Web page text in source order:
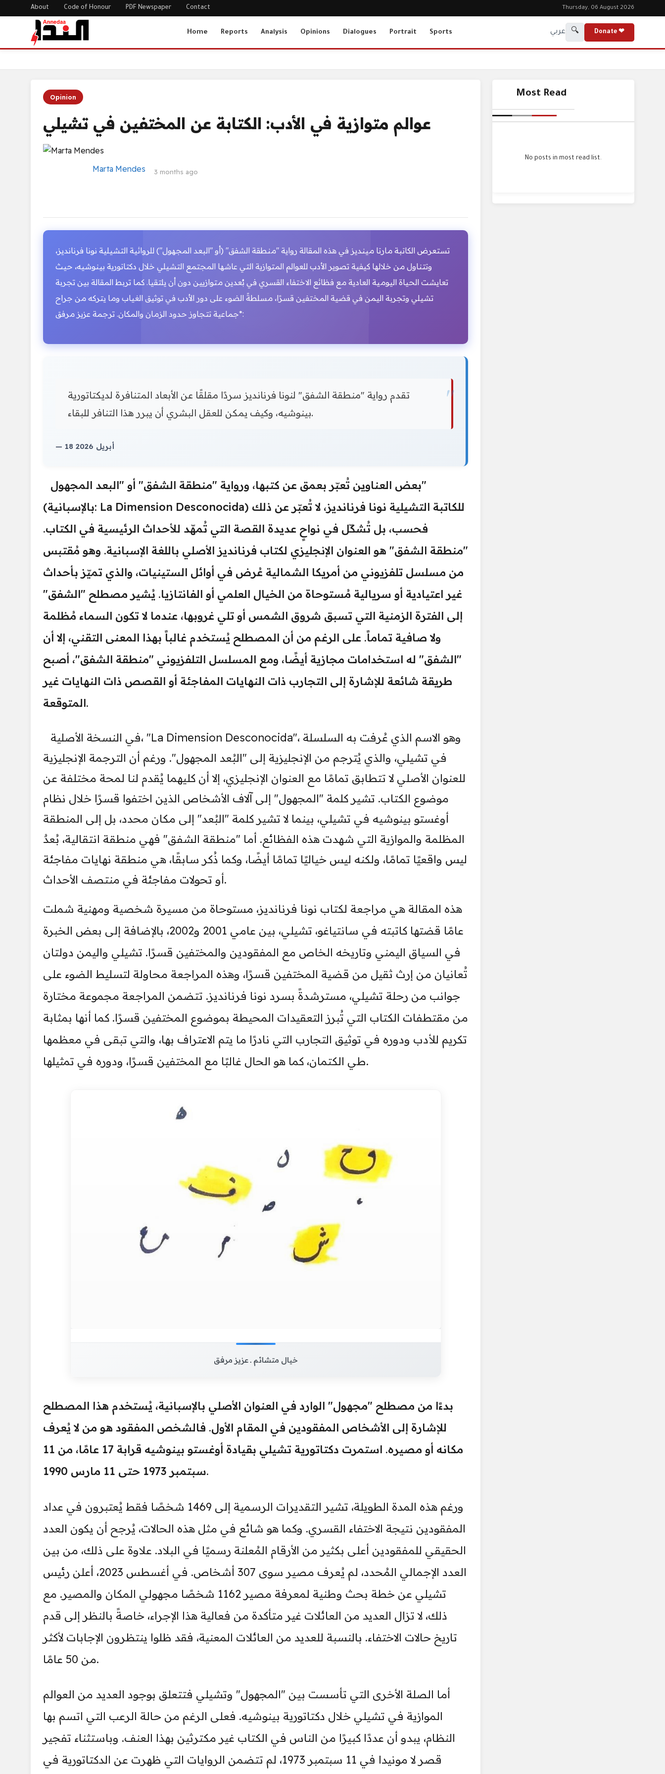
About Code of Honour PDF Newspaper Contact Thursday, 06 August 2026
Home Reports Analysis Opinions Dialogues Portrait Sports عربي 🔍 Donate ❤
Opinion
عوالم متوازية في الأدب: الكتابة عن المختفين في تشيلي
Marta Mendes 3 months ago
تستعرض الكاتبة مارتا مينديز في هذه المقالة رواية "منطقة الشفق" (أو "البعد المجهول") للروائية التشيلية نونا فرنانديز،
وتتناول من خلالها كيفية تصوير الأدب للعوالم المتوازية التي عاشها المجتمع التشيلي خلال دكتاتورية بينوشيه، حيث
تعايشت الحياة اليومية العادية مع فظائع الاختفاء القسري في بُعدين متوازيين دون أن يلتقيا. كما تربط المقالة بين تجربة
تشيلي وتجربة اليمن في قضية المختفين قسرًا، مسلطةً الضوء على دور الأدب في توثيق الغياب وما يتركه من جراح
جماعية تتجاوز حدود الزمان والمكان. ترجمة عزيز مرفق*:
تقدم رواية "منطقة الشفق" لنونا فرنانديز سردًا مقلقًا عن الأبعاد المتنافرة لديكتاتورية
بينوشيه، وكيف يمكن للعقل البشري أن يبرر هذا التنافر للبقاء.
— 18 أبريل 2026
بعض العناوين تُعبّر بعمق عن كتبها، ورواية "منطقة الشفق" أو "البعد المجهول"
(بالإسبانية: La Dimension Desconocida) للكاتبة التشيلية نونا فرنانديز، لا تُعبّر عن ذلك
فحسب، بل تُشكّل في نواحٍ عديدة القصة التي تُمهّد للأحداث الرئيسية في الكتاب.
"منطقة الشفق" هو العنوان الإنجليزي لكتاب فرنانديز الأصلي باللغة الإسبانية. وهو مُقتبس
من مسلسل تلفزيوني من أمريكا الشمالية عُرض في أوائل الستينيات، والذي تميّز بأحداث
غير اعتيادية أو سريالية مُستوحاة من الخيال العلمي أو الفانتازيا. يُشير مصطلح "الشفق"
إلى الفترة الزمنية التي تسبق شروق الشمس أو تلي غروبها، عندما لا تكون السماء مُظلمة
ولا صافية تماماً. على الرغم من أن المصطلح يُستخدم غالباً بهذا المعنى التقني، إلا أن
"الشفق" له استخدامات مجازية أيضًا، ومع المسلسل التلفزيوني "منطقة الشفق"، أصبح
طريقة شائعة للإشارة إلى التجارب ذات النهايات المفاجئة أو القصص ذات النهايات غير
المتوقعة.
في النسخة الأصلية، "La Dimension Desconocida"، وهو الاسم الذي عُرفت به السلسلة
في تشيلي، والذي يُترجم من الإنجليزية إلى "البُعد المجهول". ورغم أن الترجمة الإنجليزية
للعنوان الأصلي لا تتطابق تمامًا مع العنوان الإنجليزي، إلا أن كليهما يُقدم لنا لمحة مختلفة عن
موضوع الكتاب. تشير كلمة "المجهول" إلى آلاف الأشخاص الذين اختفوا قسرًا خلال نظام
أوغستو بينوشيه في تشيلي، بينما لا تشير كلمة "البُعد" إلى مكان محدد، بل إلى المنطقة
المظلمة والموازية التي شهدت هذه الفظائع. أما "منطقة الشفق" فهي منطقة انتقالية، بُعدٌ
ليس واقعيًا تمامًا، ولكنه ليس خياليًا تمامًا أيضًا، وكما ذُكر سابقًا، هي منطقة نهايات مفاجئة
أو تحولات مفاجئة في منتصف الأحداث.
هذه المقالة هي مراجعة لكتاب نونا فرنانديز، مستوحاة من مسيرة شخصية ومهنية شملت
عامًا قضتها كاتبته في سانتياغو، تشيلي، بين عامي 2001 و2002، بالإضافة إلى بعض الخبرة
في السياق اليمني وتاريخه الخاص مع المفقودين والمختفين قسرًا. تشيلي واليمن دولتان
تُعانيان من إرث ثقيل من قضية المختفين قسرًا، وهذه المراجعة محاولة لتسليط الضوء على
جوانب من رحلة تشيلي، مسترشدةً بسرد نونا فرنانديز. تتضمن المراجعة مجموعة مختارة
من مقتطفات الكتاب التي تُبرز التعقيدات المحيطة بموضوع المختفين قسرًا. كما أنها بمثابة
تكريم للأدب ودوره في توثيق التجارب التي نادرًا ما يتم الاعتراف بها، والتي تبقى في معظمها
طي الكتمان، كما هو الحال غالبًا مع المختفين قسرًا، ودوره في تمثيلها.
خيال متشائم ـ عزيز مرفق
بدءًا من مصطلح "مجهول" الوارد في العنوان الأصلي بالإسبانية، يُستخدم هذا المصطلح
للإشارة إلى الأشخاص المفقودين في المقام الأول. فالشخص المفقود هو من لا يُعرف
مكانه أو مصيره. استمرت دكتاتورية تشيلي بقيادة أوغستو بينوشيه قرابة 17 عامًا، من 11
سبتمبر 1973 حتى 11 مارس 1990.
ورغم هذه المدة الطويلة، تشير التقديرات الرسمية إلى 1469 شخصًا فقط يُعتبرون في عداد
المفقودين نتيجة الاختفاء القسري. وكما هو شائع في مثل هذه الحالات، يُرجح أن يكون العدد
الحقيقي للمفقودين أعلى بكثير من الأرقام المُعلنة رسميًا في البلاد. علاوة على ذلك، من بين
العدد الإجمالي المُحدد، لم يُعرف مصير سوى 307 أشخاص. في أغسطس 2023، أعلن رئيس
تشيلي عن خطة بحث وطنية لمعرفة مصير 1162 شخصًا مجهولي المكان والمصير. مع
ذلك، لا تزال العديد من العائلات غير متأكدة من فعالية هذا الإجراء، خاصةً بالنظر إلى قدم
تاريخ حالات الاختفاء. بالنسبة للعديد من العائلات المعنية، فقد ظلوا ينتظرون الإجابات لأكثر
من 50 عامًا.
أما الصلة الأخرى التي تأسست بين "المجهول" وتشيلي فتتعلق بوجود العديد من العوالم
الموازية في تشيلي خلال دكتاتورية بينوشيه. فعلى الرغم من حالة الرعب التي اتسم بها
النظام، يبدو أن عددًا كبيرًا من الناس في الكتاب غير مكترثين بهذا العنف. وباستثناء تفجير
قصر لا مونيدا في 11 سبتمبر 1973، لم تتضمن الروايات التي ظهرت عن الدكتاتورية في
Most Read
No posts in most read list.